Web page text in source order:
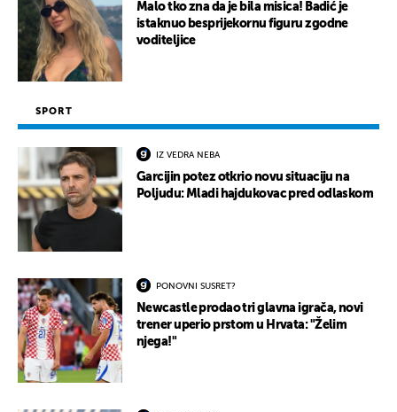
Malo tko zna da je bila misica! Badić je
istaknuo besprijekornu figuru zgodne
voditeljice
SPORT
IZ VEDRA NEBA
Garcijin potez otkrio novu situaciju na
Poljudu: Mladi hajdukovac pred odlaskom
PONOVNI SUSRET?
Newcastle prodao tri glavna igrača, novi
trener uperio prstom u Hrvata: "Želim
njega!"